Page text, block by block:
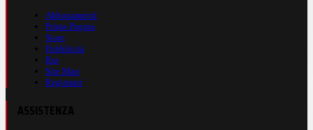
Abbonamenti
Prima Pagina
Store
Pubblicità
Rss
Site Map
Registrati